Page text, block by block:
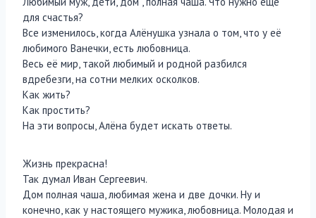
для счастья?
Все изменилось, когда Алёнушка узнала о том, что у её
любимого Ванечки, есть любовница.
Весь её мир, такой любимый и родной разбился
вдребезги, на сотни мелких осколков.
Как жить?
Как простить?
На эти вопросы, Алёна будет искать ответы.
Жизнь прекрасна!
Так думал Иван Сергеевич.
Дом полная чаша, любимая жена и две дочки. Ну и
конечно, как у настоящего мужика, любовница. Молодая и